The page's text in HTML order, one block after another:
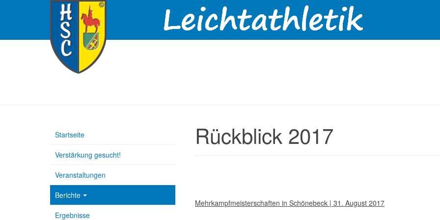
Rückblick 2017
Mehrkampfmeisterschaften in Schönebeck | 31. August 2017
Startseite
Verstärkung gesucht!
Veranstaltungen
Berichte
Ergebnisse